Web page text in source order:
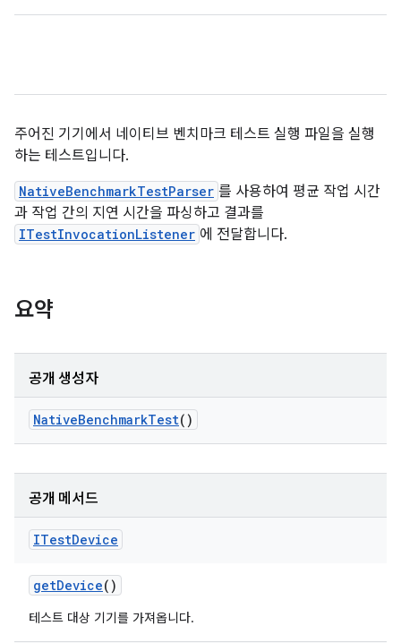
주어진 기기에서 네이티브 벤치마크 테스트 실행 파일을 실행
하는 테스트입니다.
NativeBenchmarkTestParser 를 사용하여 평균 작업 시간
과 작업 간의 지연 시간을 파싱하고 결과를
ITestInvocationListener 에 전달합니다.
요약
공개 생성자
NativeBenchmarkTest()
공개 메서드
ITestDevice
getDevice()
테스트 대상 기기를 가져옵니다.